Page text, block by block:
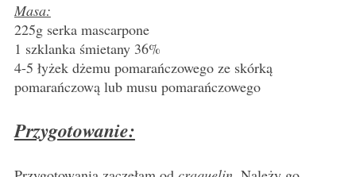
Masa:
225g serka mascarpone
1 szklanka śmietany 36%
4-5 łyżek dżemu pomarańczowego ze skórką
pomarańczową lub musu pomarańczowego
Przygotowanie: